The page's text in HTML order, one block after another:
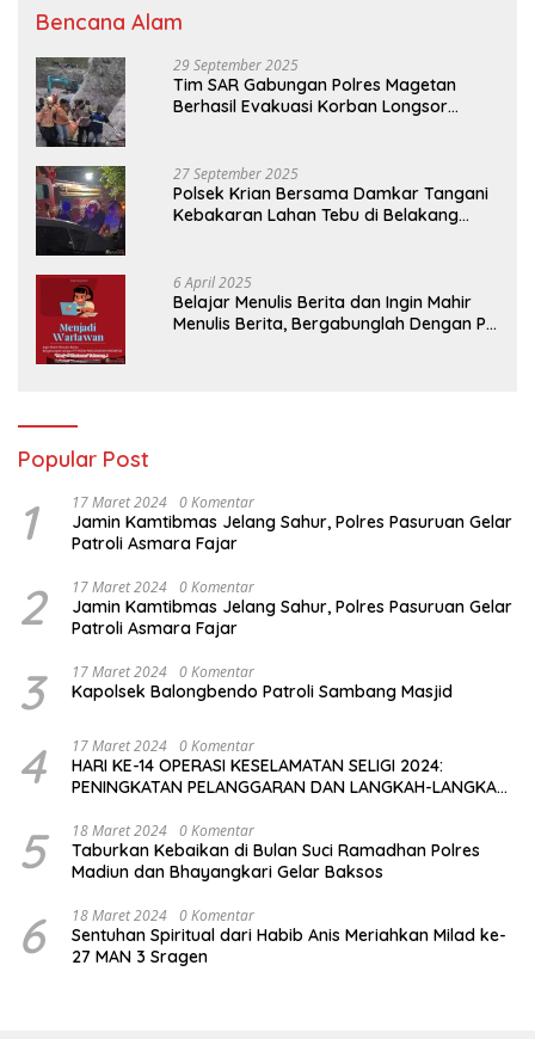
Bencana Alam
29 September 2025
Tim SAR Gabungan Polres Magetan
Berhasil Evakuasi Korban Longsor
27 September 2025
Polsek Krian Bersama Damkar Tangani
Kebakaran Lahan Tebu di Belakang
6 April 2025
Belajar Menulis Berita dan Ingin Mahir
Menulis Berita, Bergabunglah Dengan PT
Popular Post
1 17 Maret 2024 0 Komentar
Jamin Kamtibmas Jelang Sahur, Polres Pasuruan Gelar
Patroli Asmara Fajar
2 17 Maret 2024 0 Komentar
Jamin Kamtibmas Jelang Sahur, Polres Pasuruan Gelar
Patroli Asmara Fajar
3 17 Maret 2024 0 Komentar
Kapolsek Balongbendo Patroli Sambang Masjid
4 17 Maret 2024 0 Komentar
HARI KE-14 OPERASI KESELAMATAN SELIGI 2024:
PENINGKATAN PELANGGARAN DAN LANGKAH-LANGKAH
5 18 Maret 2024 0 Komentar
Taburkan Kebaikan di Bulan Suci Ramadhan Polres
Madiun dan Bhayangkari Gelar Baksos
6 18 Maret 2024 0 Komentar
Sentuhan Spiritual dari Habib Anis Meriahkan Milad ke-
27 MAN 3 Sragen